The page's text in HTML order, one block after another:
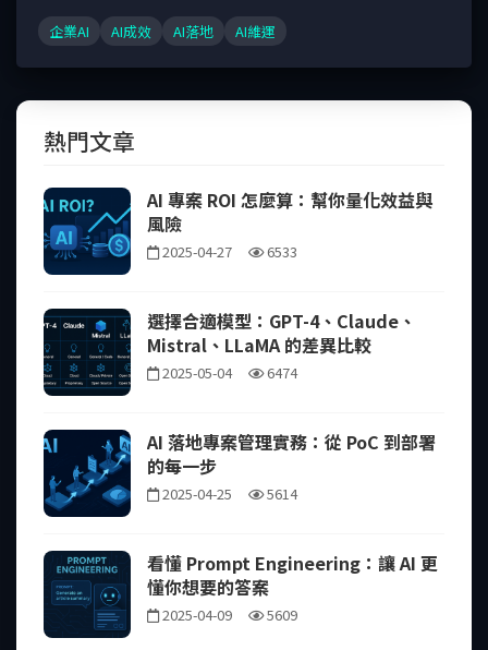
企業AI AI成效 AI落地 AI維運
熱門文章
AI 專案 ROI 怎麼算：幫你量化效益與
風險
2025-04-27 6533
選擇合適模型：GPT-4、Claude、
Mistral、LLaMA 的差異比較
2025-05-04 6474
AI 落地專案管理實務：從 PoC 到部署
的每一步
2025-04-25 5614
看懂 Prompt Engineering：讓 AI 更
懂你想要的答案
2025-04-09 5609